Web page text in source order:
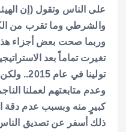
على الناس وتقول (إن
والشرطي وما تقرب من
تغيرت تماماً بعد
تولينا
وعدم متابعتهم لعملنا
كبيرٍ منه وبسبب عدم دقة
ذلك أسفر عن تصديق